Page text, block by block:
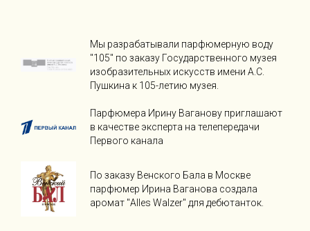
Мы разрабатывали парфюмерную воду
"105" по заказу Государственного музея
изобразительных искусств имени А.С.
Пушкина к 105-летию музея.
Парфюмера Ирину Ваганову приглашают
в качестве эксперта на телепередачи
Первого канала
По заказу Венского Бала в Москве
парфюмер Ирина Ваганова создала
аромат "Alles Walzer" для дебютанток.